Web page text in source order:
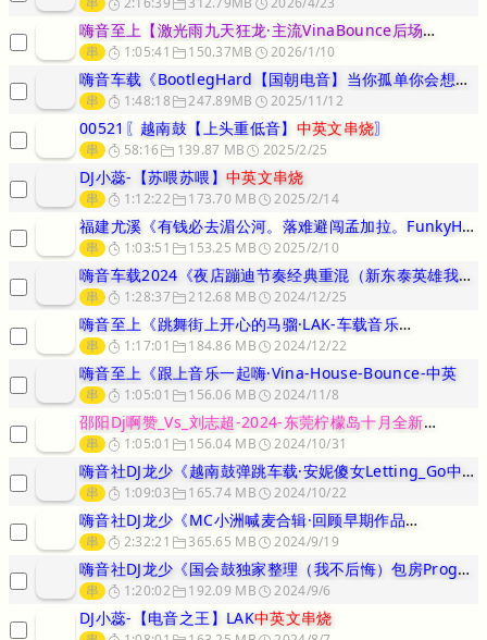
嗨音至上【激光雨九天狂龙·主流VinaBounce后场
中英文
串 1:05:41 150.37MB 2026/1/10
嗨音车载《BootlegHard【国朝电音】当你孤单你会想起谁·做
串 1:48:18 247.89MB 2025/11/12
00521〖越南鼓【上头重低音】 中英文串烧〗
串 58:16 139.87 MB 2025/2/25
DJ小蕊-【苏喂苏喂】 中英文串烧
串 1:12:22 173.70 MB 2025/2/14
福建尤溪《有钱必去湄公河。落难避闯孟加拉。FunkyHouse中英
串 1:03:51 153.25 MB 2025/2/10
嗨音车载2024《夜店蹦迪节奏经典重混（新东泰英雄我们不一样）蚂蚁
串 1:28:37 212.68 MB 2024/12/25
嗨音至上《跳舞街上开心的马骝·LAK-车载音乐
中英文串烧
串 1:17:01 184.86 MB 2024/12/22
嗨音至上《跟上音乐一起嗨·Vina-House-Bounce-中英
串 1:05:01 156.06 MB 2024/11/8
邵阳Dj啊赞_Vs_刘志超-2024-东莞柠檬岛十月全新
中英文
串 1:05:01 156.04 MB 2024/10/31
嗨音社DJ龙少《越南鼓弹跳车载·安妮傻女Letting_Go中英文
串 1:09:03 165.74 MB 2024/10/22
嗨音社DJ龙少《MC小洲喊麦合辑·回顾早期作品
中英文串烧
串 2:32:21 365.65 MB 2024/9/19
嗨音社DJ龙少《国会鼓独家整理（我不后悔）包房ProgHouse中
串 1:20:02 192.09 MB 2024/9/6
DJ小蕊-【电音之王】LAK中英文串烧